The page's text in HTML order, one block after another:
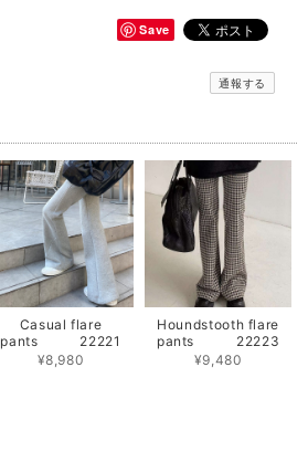
Save
通報する
Casual flare
pants 22221
¥8,980
Houndstooth flare
pants 22223
¥9,480